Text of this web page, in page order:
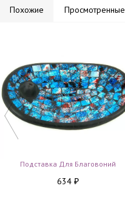
Похожие Просмотренные
Подставка Для Благовоний
634 ₽